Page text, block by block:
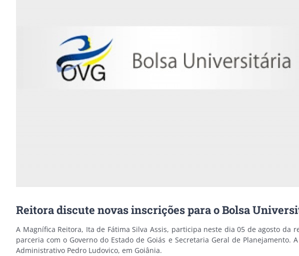
Reitora discute novas inscrições para o Bolsa
A Magnífica Reitora, Ita de Fátima Silva Assis, participa neste dia 05 de agosto
parceria com o Governo do Estado de Goiás e Secretaria Geral de
Administrativo Pedro Ludovico, em Goiânia.